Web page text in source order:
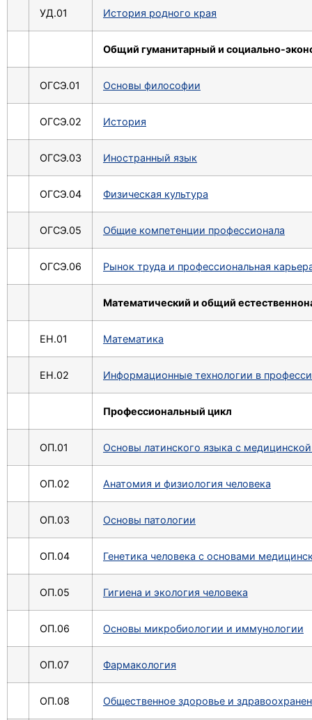
УД.01 История родного края
Общий гуманитарный и социально-
ОГСЭ.01 Основы философии
ОГСЭ.02 История
ОГСЭ.03 Иностранный язык
ОГСЭ.04 Физическая культура
ОГСЭ.05 Общие компетенции профессионала
ОГСЭ.06 Рынок труда и профессиональная
Математический и общий
ЕН.01 Математика
ЕН.02 Информационные технологии в
Профессиональный цикл
ОП.01 Основы латинского языка с
ОП.02 Анатомия и физиология человека
ОП.03 Основы патологии
ОП.04 Генетика человека с основами
ОП.05 Гигиена и экология человека
ОП.06 Основы микробиологии и иммунологии
ОП.07 Фармакология
ОП.08 Общественное здоровье и